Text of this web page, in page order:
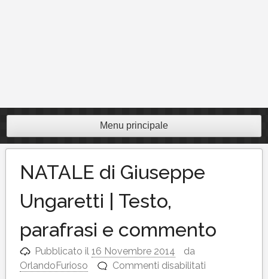
Menu principale
NATALE di Giuseppe
Ungaretti | Testo,
parafrasi e commento
Pubblicato il16 Novembre 2014
da
OrlandoFurioso
Commenti disabilitati